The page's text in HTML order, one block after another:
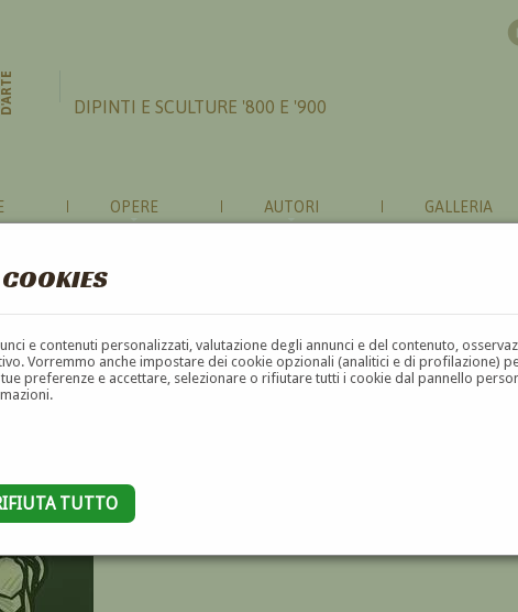
e contenuti personalizzati, valutazione degli annunci e del contenuto,
Vorremmo anche impostare dei cookie opzionali (analitici e di profilazione)
preferenze e accettare, selezionare o rifiutare tutti i cookie dal pannello
TUTTO
D'ARTE DIPINTI E SCULTURE '800 E '900
OPERE AUTORI GALLERIA
D E F G H I J K L M N O P Q R S